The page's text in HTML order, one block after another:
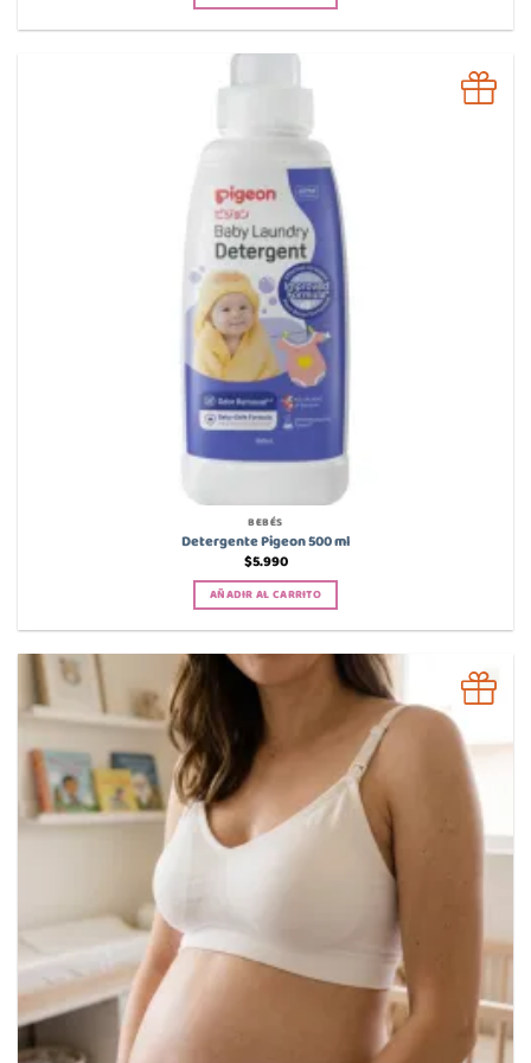
BEBÉS
Detergente Pigeon 500 ml
$5.990
AÑADIR AL CARRITO